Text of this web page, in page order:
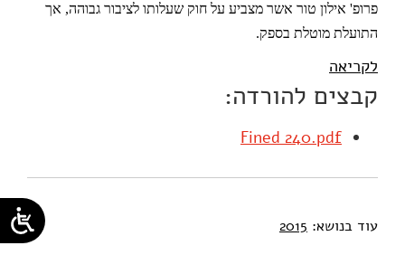
פרופ' אילון טור אשר מצביע על חוק שעלותו לציבור גבוהה, אך
התועלת מוטלת בספק.
לקריאה
קבצים להורדה:
Fined 240.pdf
עוד בנושא: 2015